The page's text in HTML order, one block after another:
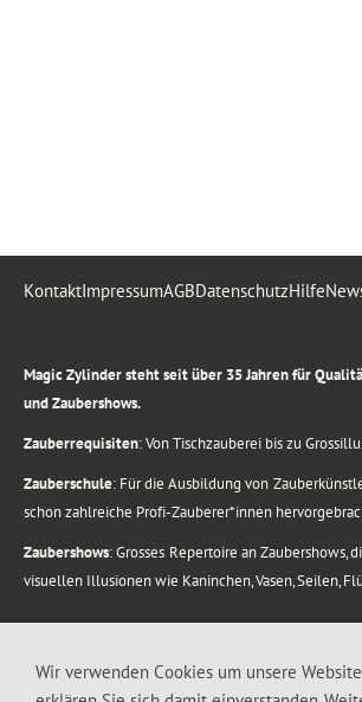
KontaktImpressumAGBDatenschutzHilfe
Magic Zylinder steht seit über 35 Jahren für
und Zaubershows.
Zauberrequisiten: Von Tischzauberei bis zu
Zauberschule: Für die Ausbildung von
schon zahlreiche Profi-Zauberer*innen
Zaubershows: Grosses Repertoire an
visuellen Illusionen wie Kaninchen, Vasen, Seilen,
.
Alle Rechte vorbehalten. © 1988-2026 Magic Zylinder
Wir verwenden Cookies um unsere